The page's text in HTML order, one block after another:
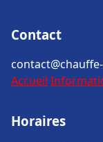
Contact
Accueil
Horaires